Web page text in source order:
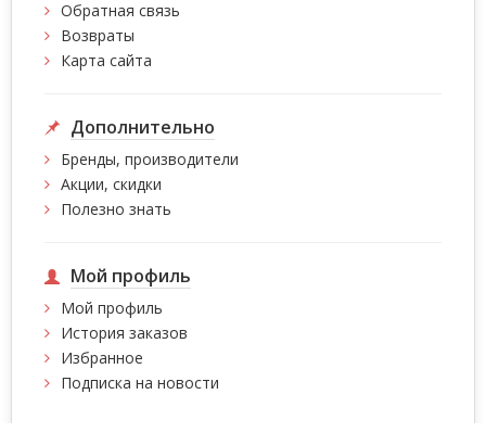
Обратная связь
Возвраты
Карта сайта
Дополнительно
Бренды, производители
Акции, скидки
Полезно знать
Мой профиль
Мой профиль
История заказов
Избранное
Подписка на новости